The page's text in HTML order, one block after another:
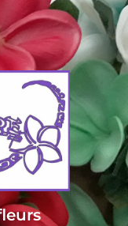
livraison offert dès 85
le reste du monde